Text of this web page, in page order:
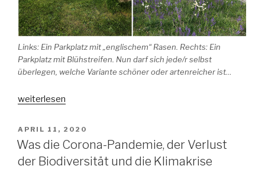
Links: Ein Parkplatz mit „englischem“ Rasen. Rechts: Ein
Parkplatz mit Blühstreifen. Nun darf sich jede/r selbst
überlegen, welche Variante schöner oder artenreicher ist…
„Was
Blühstreifen
in
der
weiterlesen
VERÖFFENTLICHT
AM
APRIL 11, 2020
Was die Corona-Pandemie, der Verlust
der Biodiversität und die Klimakrise